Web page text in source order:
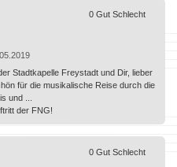
Stadtkapelle Freystadt und Dir, lieber
für die musikalische Reise durch die
und ...
der FNG!
0 Gut Schlecht
0 Gut Schlecht